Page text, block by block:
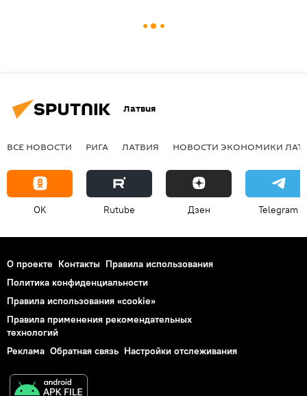
Латвия
ВСЕ НОВОСТИ РИГА ЛАТВИЯ НОВОСТИ ЭКОНОМИКИ
OK Rutube Дзен Telegram
О проекте Контакты Правила использования
Политика конфиденциальности
Правила использования «cookie»
Правила применения рекомендательных
технологий
Реклама Обратная связь Настройки отслеживания